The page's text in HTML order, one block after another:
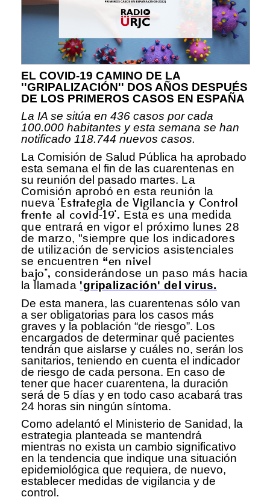
EL COVID-19 CAMINO DE LA
''GRIPALIZACIÓN'' DOS AÑOS DESPUÉS
DE LOS PRIMEROS CASOS EN ESPAÑA
La IA se sitúa en 436 casos por cada
100.000 habitantes y esta semana se han
notificado 118.744 nuevos casos.
La Comisión de Salud Pública ha aprobado
esta semana el fin de las cuarentenas en
su reunión del pasado martes. La
Comisión aprobó en esta reunión la
nueva'Estrategia de Vigilancia y Control
frente al covid-19'. Esta es una medida
que entrará en vigor el próximo lunes 28
de marzo, "siempre que los indicadores
de utilización de servicios asistenciales
se encuentren “en nivel
bajo", considerándose un paso más hacia
la llamada 'gripalización' del virus.
De esta manera, las cuarentenas sólo van
a ser obligatorias para los casos más
graves y la población “de riesgo”. Los
encargados de determinar qué pacientes
tendrán que aislarse y cuáles no, serán los
sanitarios, teniendo en cuenta el indicador
de riesgo de cada persona. En caso de
tener que hacer cuarentena, la duración
será de 5 días y en todo caso acabará tras
24 horas sin ningún síntoma.
Como adelantó el Ministerio de Sanidad, la
estrategia planteada se mantendrá
mientras no exista un cambio significativo
en la tendencia que indique una situación
epidemiológica que requiera, de nuevo,
establecer medidas de vigilancia y de
control.